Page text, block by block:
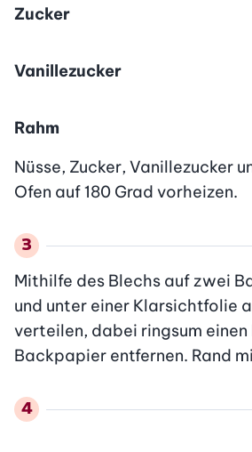
Zucker
Vanillezucker
Rahm
Nüsse, Zucker, Vanillezucker
Ofen auf 180 Grad vorheizen.
Mithilfe des Blechs auf zwei
und unter einer Klarsichtfolie
verteilen, dabei ringsum
Backpapier entfernen. Rand